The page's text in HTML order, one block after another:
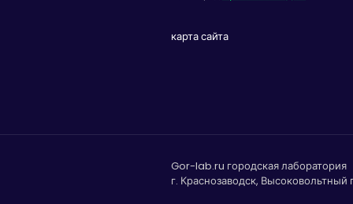
карта сайта
Gor-lab.ru городская лаборатория
г. Краснозаводск, Высоковольтный